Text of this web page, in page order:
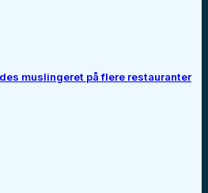
muslingeret på flere restauranter